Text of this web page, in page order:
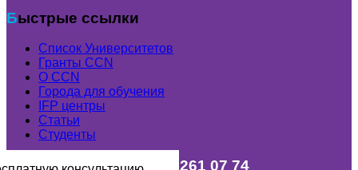
Быстрые ссылки
Список Университетов
Гранты ССN
О ССN
Города для обучения
IFP центры
Статьи
Студенты
+998 (98) 261 07 74